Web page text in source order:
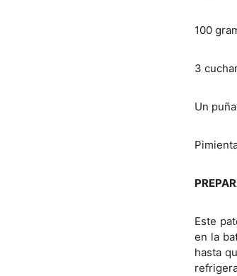
100
3
Un
Este
en la
hasta